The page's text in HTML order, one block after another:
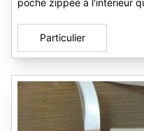
poche zippée à l'intérieur
Particulier